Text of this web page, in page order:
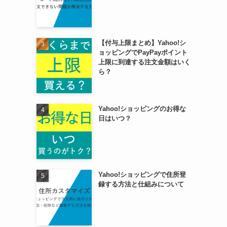
【付与上限まとめ】Yahoo!シ
ョッピングでPayPayポイント
上限に到達する注文金額はいく
ら？
Yahoo!ショッピングのお得な
日はいつ？
Yahoo!ショッピングで住所登
録する方法と仕組みについて